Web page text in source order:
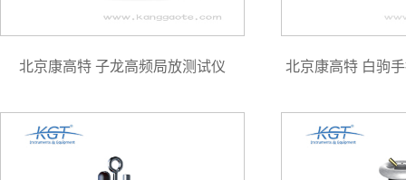
北京康高特 子龙高频局放测试仪 北京康高特 白驹